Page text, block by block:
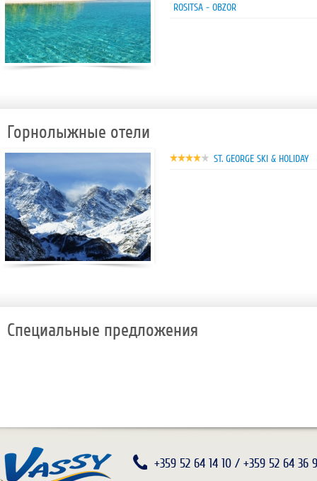
ROSITSA - OBZOR
Горнолыжные отели
ST. GEORGE SKI & HOLIDAY
Специальные предложения
+359 52 64 14 10 / +359 52 64 36